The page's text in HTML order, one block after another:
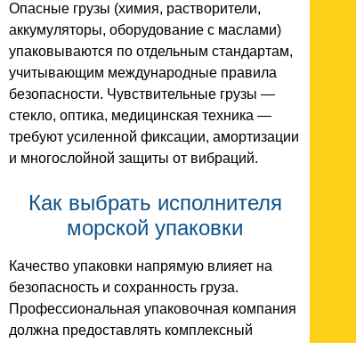
Опасные грузы (химия, растворители,
аккумуляторы, оборудование с маслами)
упаковываются по отдельным стандартам,
учитывающим международные правила
безопасности. Чувствительные грузы —
стекло, оптика, медицинская техника —
требуют усиленной фиксации, амортизации
и многослойной защиты от вибраций.
Как выбрать исполнителя
морской упаковки
Качество упаковки напрямую влияет на
безопасность и сохранность груза.
Профессиональная упаковочная компания
должна предоставлять комплексный